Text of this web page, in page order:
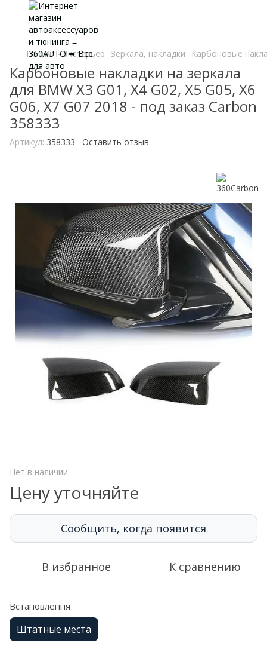
Тюнинг - Экстерьер Зеркала, накладки Карбоновые
Карбоновые накладки на зеркала
для BMW X3 G01, X4 G02, X5 G05, X6
G06, X7 G07 2018 - под заказ Carbon
358333
Артикул: 358333 Оставить отзыв
Нет в наличии
Цену уточняйте
Сообщить, когда появится
В избранное К сравнению
Встановлення
Штатные места